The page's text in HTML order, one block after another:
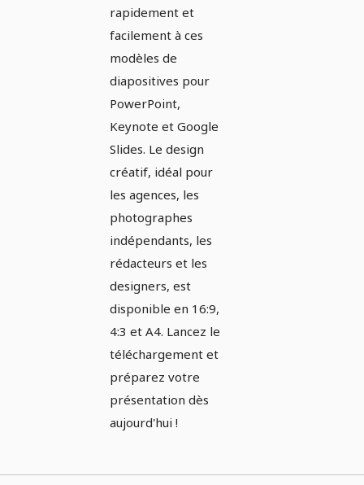
rédacteurs
rapidement et
facilement à ces
modèles de
diapositives pour
PowerPoint,
Keynote et Google
Slides. Le design
créatif, idéal pour
les agences, les
photographes
indépendants, les
rédacteurs et les
designers, est
disponible en 16:9,
4:3 et A4. Lancez le
téléchargement et
préparez votre
présentation dès
aujourd'hui !